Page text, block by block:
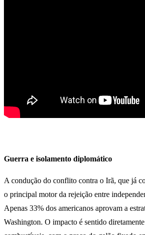
Guerra e isolamento diplomático
A condução do conflito contra o Irã, que já
o principal motor da rejeição entre
Apenas 33% dos americanos aprovam a
Washington. O impacto é sentido